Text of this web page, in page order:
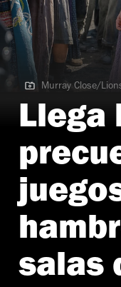
Murray Close/
Murray Close/
Llega
salas